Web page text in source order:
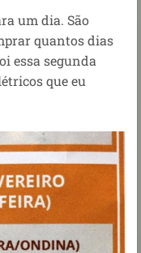
um dia. São
quantos dias
essa segunda
que eu